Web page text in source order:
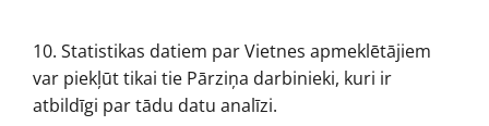
10. Statistikas datiem par Vietnes apmeklētājiem
var piekļūt tikai tie Pārziņa darbinieki, kuri ir
atbildīgi par tādu datu analīzi.